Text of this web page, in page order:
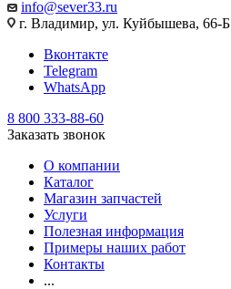
info@sever33.ru
г. Владимир, ул. Куйбышева, 66-Б
Вконтакте
Telegram
WhatsApp
8 800 333-88-60
Заказать звонок
О компании
Каталог
Магазин запчастей
Услуги
Полезная информация
Примеры наших работ
Контакты
...